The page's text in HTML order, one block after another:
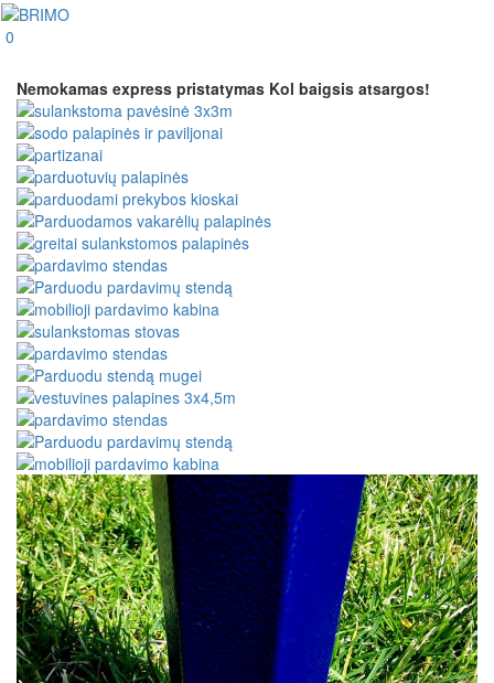
0
Nemokamas express pristatymas Kol baigsis atsargos!